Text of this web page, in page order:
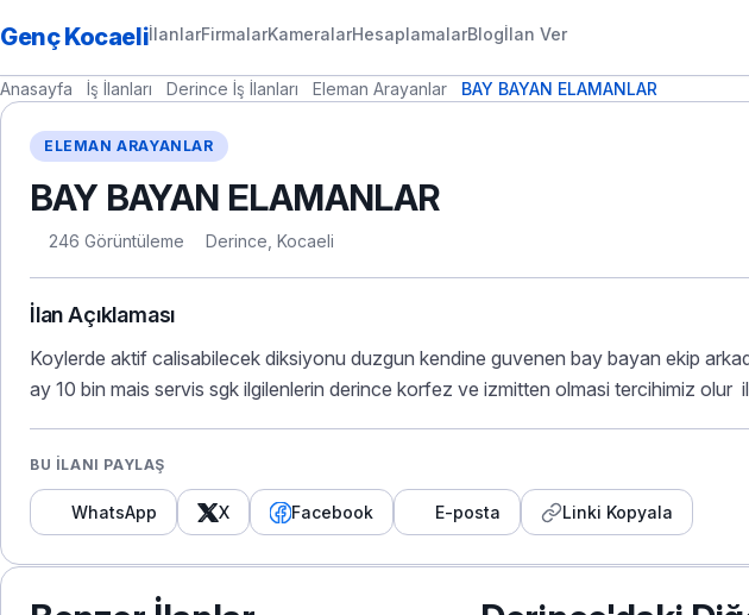
Genç KocaeliİlanlarFirmalarKameralarHesaplamalarBlogİlan Ver
Anasayfa İş İlanları Derince İş İlanları Eleman Arayanlar BAY BAYAN ELAMANLAR
ELEMAN ARAYANLAR
BAY BAYAN ELAMANLAR
246 Görüntüleme Derince, Kocaeli
İlan Açıklaması
Koylerde aktif calisabilecek diksiyonu duzgun kendine guvenen bay bayan ekip
ay 10 bin mais servis sgk ilgilenlerin derince korfez ve izmitten olmasi tercihimiz olur
BU İLANI PAYLAŞ
WhatsApp X Facebook E-posta Linki Kopyala